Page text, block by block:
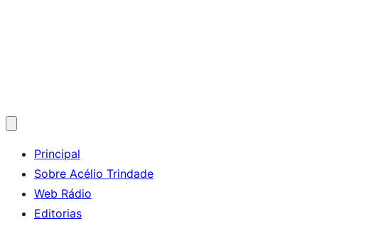
menu
Principal
Sobre Acélio Trindade
Web Rádio
Editorias